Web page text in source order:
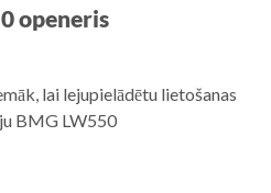
openeris
lai lejupielādētu lietošanas
BMG LW550